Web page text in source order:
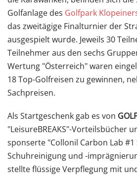
Golfanlage des Golfpark
das zweitägige Finalturnier der
ausgespielt wurde. Jeweils 30
Teilnehmer aus den sechs
Wertung "Österreich" waren
18 Top-Golfreisen zu gewinnen,
Sachpreisen.
Als Startgeschenk gab es von
"LeisureBREAKS"-Vorteilsbücher
sponserte "Collonil Carbon Lab
Schuhreinigung und -
stellte flüssige Verpflegung mit